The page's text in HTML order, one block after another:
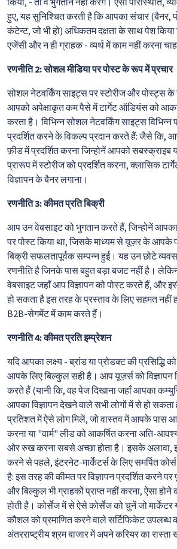
हुए, यह सुनिश्चित करती है कि आपका संचार
कंटेन्ट, जो भी हो) अधिकतम दक्षता के साथ पेश किया
एजेंसी और न ही ग्राहक - व्यर्थ में काम नहीं करना
रणनीति 2: सोशल मीडिया पर पोस्ट के रूप में प्रचार
सोशल नेटवर्किंग साइट्स पर स्टोरीज और पोस्ट्स के
आपको अपेक्षाकृत कम पैसे में टार्गेट ऑडियंस को
करता है। विभिन्न सोशल नेटवर्किंग साइट्स विभिन्न
प्रदर्शित करने के विकल्प प्रदान करते हैं: जैसे कि,
फ़ीड में प्रदर्शित करना जिन्होनें आपको सबस्क्राइब
प्रारूप में स्टोरीज को प्रदर्शित करना, क्लासिक
विज्ञापन के बैनर लगाना।
रणनीति 3: कीमत प्रति बिक्री
आप उन वेबसाइट को भुगतान करते हैं, जिन्होनें आपका
पर पोस्ट किया था, जिसके माध्यम से यूज़र के आपके
बिक्री सफलतापूर्वक सम्पन्न हुई। यह उन छोटे
रणनीति है जिनके पास बहुत बड़ा बजट नहीं है।
वेबसाइट जहाँ आप विज्ञापन को पोस्ट करते हैं, और
हो सकता है इस तरह के प्रस्ताव के लिए सहमत
B2B-सेगमेंट में काम करते हैं।
रणनीति 4: कीमत प्रति इम्प्रेशन
यदि आपका लक्ष्य - ब्रांड या प्रोडक्ट की प्रसिद्धि
आपके लिए बिल्कुल सही है। आप यूज़र्स को विज्ञापन
करते हैं (यानी कि, वह पेज दिखाना जहाँ आपका
आपका विज्ञापन देखने वाले सभी लोगों में से हो
प्रतिशत में ऐसे लोग मिलें, जो वास्तव में आपके पास
करना या "वार्म" लीड को आकर्षित करना अति-
ओर रुख करना सबसे अच्छा होता है। इसके अलावा,
करने से पहले, इंटरनेट-मार्केटर्स के लिए समर्पित
है: इस तरह की कीमत पर विज्ञापन प्रदर्शित करने
और बिल्कुल भी ग्राहकों प्राप्त नहीं करना, ऐसा
होती है। कोर्सेज में से ऐसे कोर्सेज को चुनें जो मार्केटर
कौशल को प्रमाणित करने वाले सर्टिफिकेट
अंतरराष्ट्रीय श्रम बाजार में अपने करियर का रास्ता